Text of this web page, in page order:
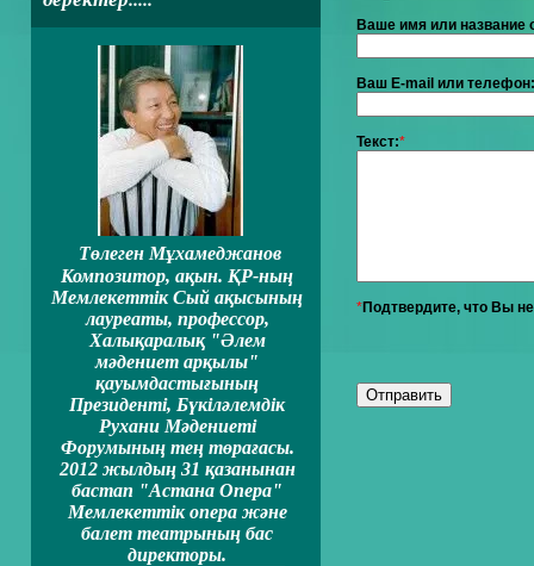
Төлеген Мұхамеджанов
Композитор, ақын. ҚР-ның
Мемлекеттiк Сый ақысының
лауреаты, профессор,
Халықаралық "Әлем
мәдениет арқылы"
қауымдастығының
Президентi, Бүкiләлемдiк
Рухани Мәдениеті
Форумының тең төрағасы.
2012 жылдың 31 қазанынан
бастап "Астана Опера"
Мемлекеттiк опера және
балет театрының бас
директоры.
Ваше имя или название
Ваш E-mail или телефон:
Текст:*
*Подтвердите, что Вы